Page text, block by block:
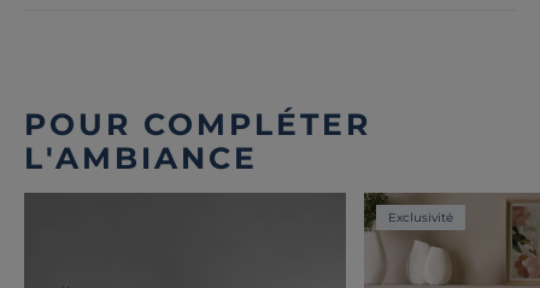
POUR COMPLÉTER
L'AMBIANCE
Exclusivité